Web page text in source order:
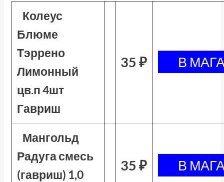
Колеус
Блюме
Тэррено
Лимонный
цв.п 4шт
Гавриш
35 ₽
Мангольд
Радуга смесь
(гавриш) 1,0
35 ₽